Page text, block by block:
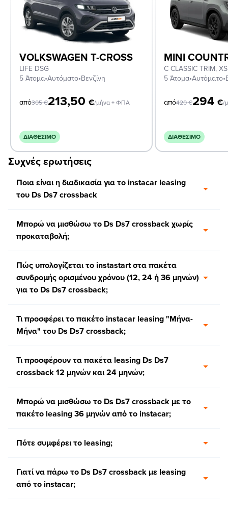
VOLKSWAGEN T-CROSS
LIFE DSG
5 Άτομα•Αυτόματο•Βενζίνη
από305€213,50 €/μήνα + ΦΠΑ
ΔΙΑΘΈΣΙΜΟ
MINI
5 Άτομα•Αυτόματο•
από420€294 €/
ΔΙΑΘΈΣΙΜΟ
Συχνές ερωτήσεις
Ποια είναι η διαδικασία για το instacar leasing
του Ds Ds7 crossback
Μπορώ να μισθώσω το Ds Ds7 crossback χωρίς
προκαταβολή;
Πώς υπολογίζεται το instastart στα πακέτα
συνδρομής ορισμένου χρόνου (12, 24 ή 36 μηνών)
για το Ds Ds7 crossback;
Τι προσφέρει το πακέτο instacar leasing "Μήνα-
Μήνα" του Ds Ds7 crossback;
Τι προσφέρουν τα πακέτα leasing Ds Ds7
crossback 12 μηνών και 24 μηνών;
Μπορώ να μισθώσω το Ds Ds7 crossback με το
πακέτο leasing 36 μηνών από το instacar;
Πότε συμφέρει το leasing;
Γιατί να πάρω το Ds Ds7 crossback με leasing
από το instacar;